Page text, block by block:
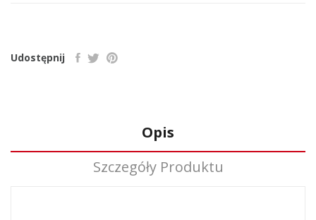
Udostępnij
Opis
Szczegóły Produktu